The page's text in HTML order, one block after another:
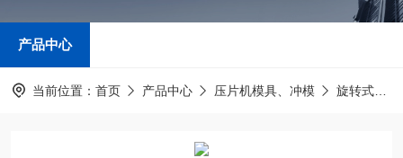
产品中心
当前位置： 首页 产品中心 压片机模具、冲模 旋转式压片机模具